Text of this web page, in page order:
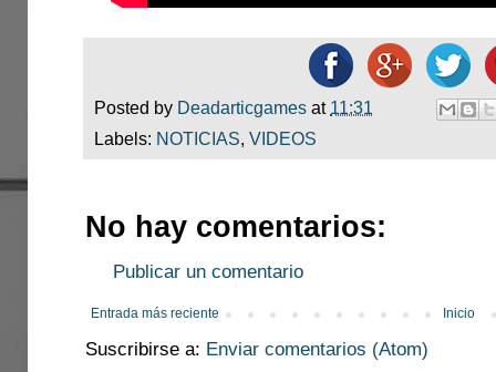
Posted by Deadarticgames at 11:31
Labels: NOTICIAS, VIDEOS
No hay comentarios:
Publicar un comentario
Entrada más reciente Inicio
Suscribirse a: Enviar comentarios (Atom)